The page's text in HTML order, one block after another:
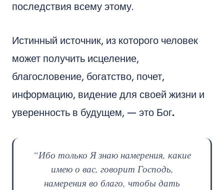
последствия всему этому.
Истинный источник, из которого человек
может получить исцеление,
благословение, богатство, почет,
информацию, видение для своей жизни и
уверенность в будущем, — это Бог.
“Ибо только Я знаю намерения, какие
имею о вас, говорит Господь,
намерения во благо, чтобы дать